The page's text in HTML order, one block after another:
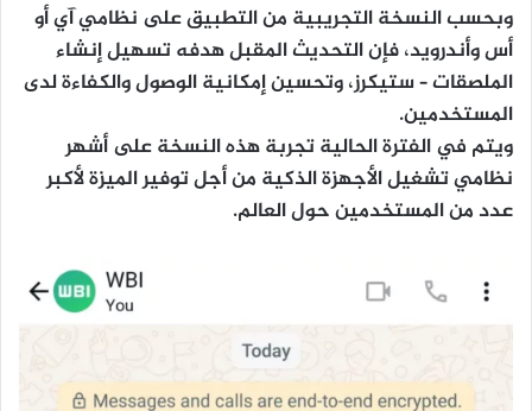
وبحسب النسخة التجريبية من التطبيق على نظامي آي أو
أس وأندرويد، فإن التحديث المقبل هدفه تسهيل إنشاء
الملصقات – ستيكرز، وتحسين إمكانية الوصول والكفاءة لدى
المستخدمين.
ويتم في الفترة الحالية تجربة هذه النسخة على أشهر
نظامي تشغيل الأجهزة الذكية من أجل توفير الميزة لأكبر
عدد من المستخدمين حول العالم.